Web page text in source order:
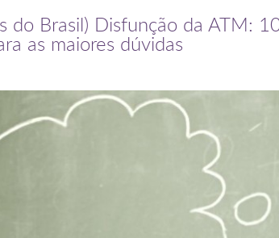
do Brasil) Disfunção da ATM:
as maiores dúvidas